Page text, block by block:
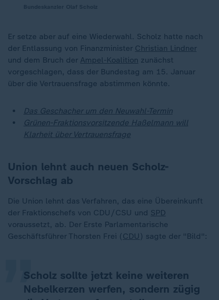
Er setze aber auf eine Wiederwahl. Scholz hatte nach
der Entlassung von Finanzminister Christian Lindner
und dem Bruch der Ampel-Koalition zunächst
vorgeschlagen, dass der Bundestag am 15. Januar
über die Vertrauensfrage abstimmen könnte.
Das Geschacher um den Neuwahl-Termin
Grünen-Fraktionsvorsitzende Haßelmann will
Klarheit über Vertrauensfrage
Union lehnt auch neuen Scholz-
Vorschlag ab
Die Union lehnt das Verfahren, das eine Übereinkunft
der Fraktionschefs von CDU/CSU und SPD
voraussetzt, ab. Der Erste Parlamentarische
Geschäftsführer Thorsten Frei (CDU ) sagte der "Bild":
Scholz sollte jetzt keine weiteren
Nebelkerzen werfen, sondern zügig
„